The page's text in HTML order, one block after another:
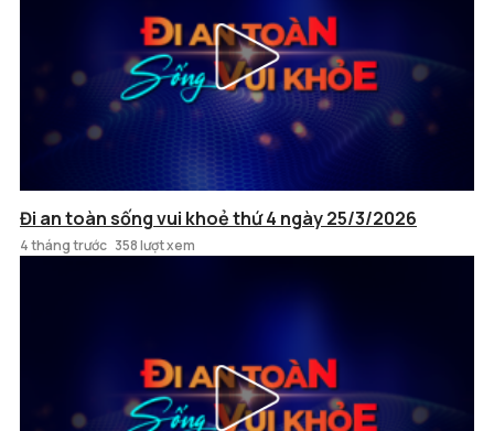
Đi an toàn sống vui khoẻ thứ 4 ngày 25/3/2026
4 tháng trước 358 lượt xem